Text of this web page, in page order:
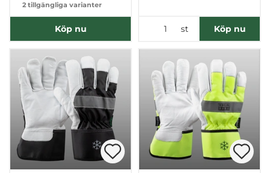
2 tillgängliga varianter
Köp nu st Köp nu